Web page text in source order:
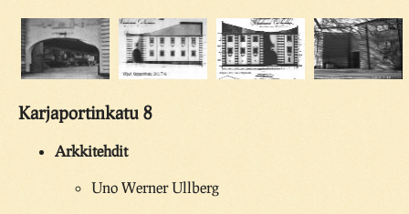
Karjaportinkatu 8
Arkkitehdit
Uno Werner Ullberg